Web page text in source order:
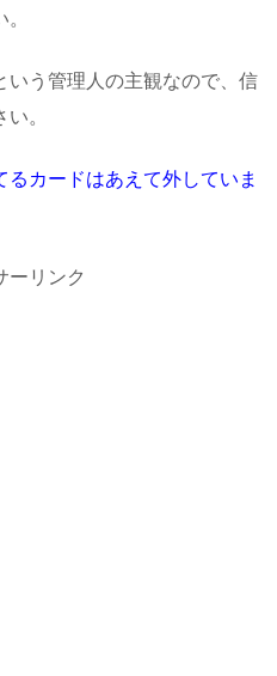
いう管理人の主観なので、信
。
カードはあえて外していま
ーリンク